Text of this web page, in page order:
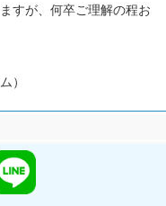
すが、何卒ご理解の程お
）